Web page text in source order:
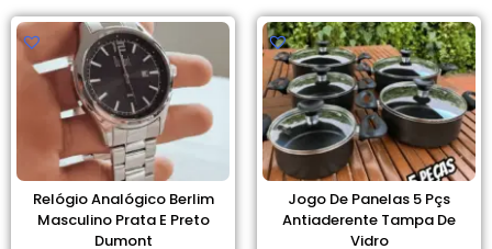
Relógio Analógico Berlim
Masculino Prata E Preto
Dumont
Jogo De Panelas 5 Pçs
Antiaderente Tampa De
Vidro